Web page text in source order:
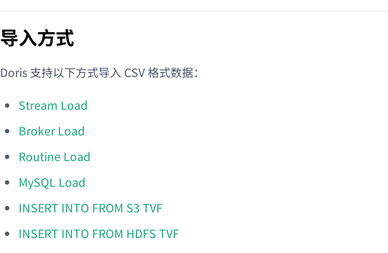
导入方式
Doris 支持以下方式导入 CSV 格式数据：
Stream Load
Broker Load
Routine Load
MySQL Load
INSERT INTO FROM S3 TVF
INSERT INTO FROM HDFS TVF